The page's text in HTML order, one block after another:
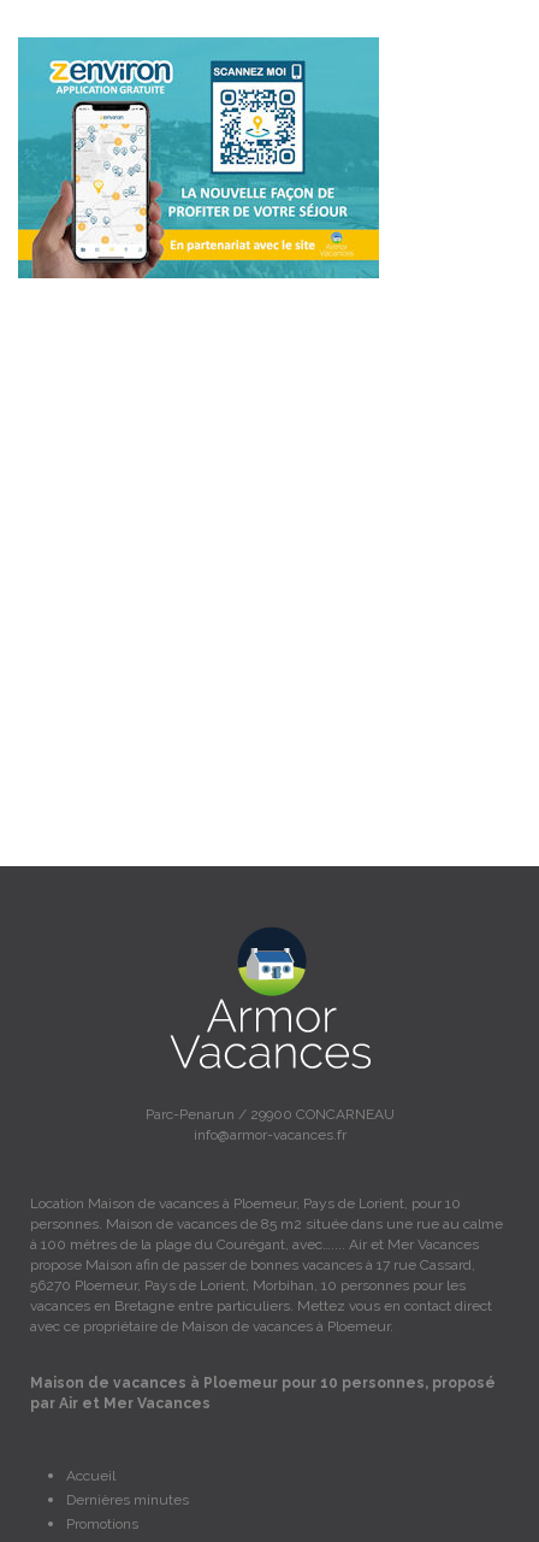
Parc-Penarun / 29900 CONCARNEAU
info@armor-vacances.fr
Location Maison de vacances à Ploemeur, Pays de Lorient, pour 10
personnes. Maison de vacances de 85 m2 située dans une rue au calme
à 100 mètres de la plage du Courégant, avec….... Air et Mer Vacances
propose Maison afin de passer de bonnes vacances à 17 rue Cassard,
56270 Ploemeur, Pays de Lorient, Morbihan, 10 personnes pour les
vacances en Bretagne entre particuliers. Mettez vous en contact direct
avec ce propriétaire de Maison de vacances à Ploemeur.
Maison de vacances à Ploemeur pour 10 personnes, proposé
par Air et Mer Vacances
Accueil
Dernières minutes
Promotions